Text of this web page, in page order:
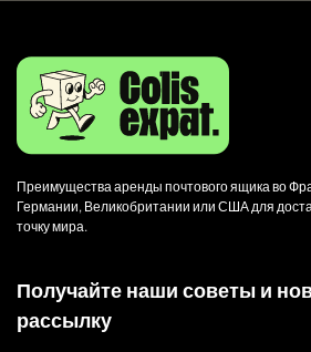
Преимущества аренды почтового ящика во
Германии, Великобритании или США для
точку мира.
Получайте наши советы и
рассылку